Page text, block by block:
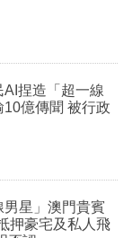
捏造「超一線
億傳聞 被行政
星」澳門貴賓
押豪宅及私人飛